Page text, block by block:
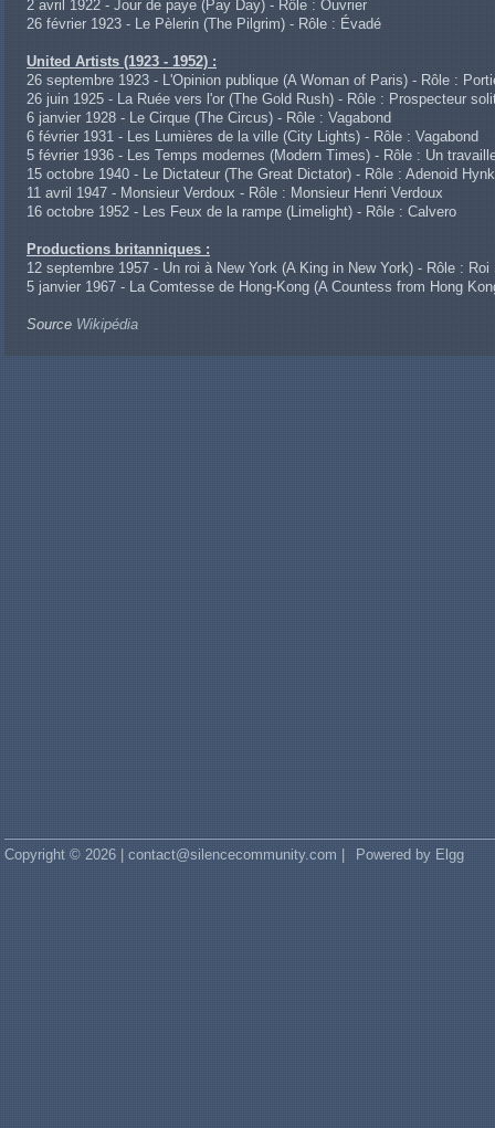
2 avril 1922 - Jour de paye (Pay Day) - Rôle : Ouvrier
26 février 1923 - Le Pèlerin (The Pilgrim) - Rôle : Évadé
United Artists (1923 - 1952) :
26 septembre 1923 - L'Opinion publique (A Woman of Paris) - Rôle :
26 juin 1925 - La Ruée vers l'or (The Gold Rush) - Rôle : Prospecteur
6 janvier 1928 - Le Cirque (The Circus) - Rôle : Vagabond
6 février 1931 - Les Lumières de la ville (City Lights) - Rôle : Vagabond
5 février 1936 - Les Temps modernes (Modern Times) - Rôle : Un
15 octobre 1940 - Le Dictateur (The Great Dictator) - Rôle : Adenoid
11 avril 1947 - Monsieur Verdoux - Rôle : Monsieur Henri Verdoux
16 octobre 1952 - Les Feux de la rampe (Limelight) - Rôle : Calvero
Productions britanniques :
12 septembre 1957 - Un roi à New York (A King in New York) - Rôle : Roi
5 janvier 1967 - La Comtesse de Hong-Kong (A Countess from Hong
Source Wikipédia
Copyright © 2026 | contact@silencecommunity.com | Powered by Elgg